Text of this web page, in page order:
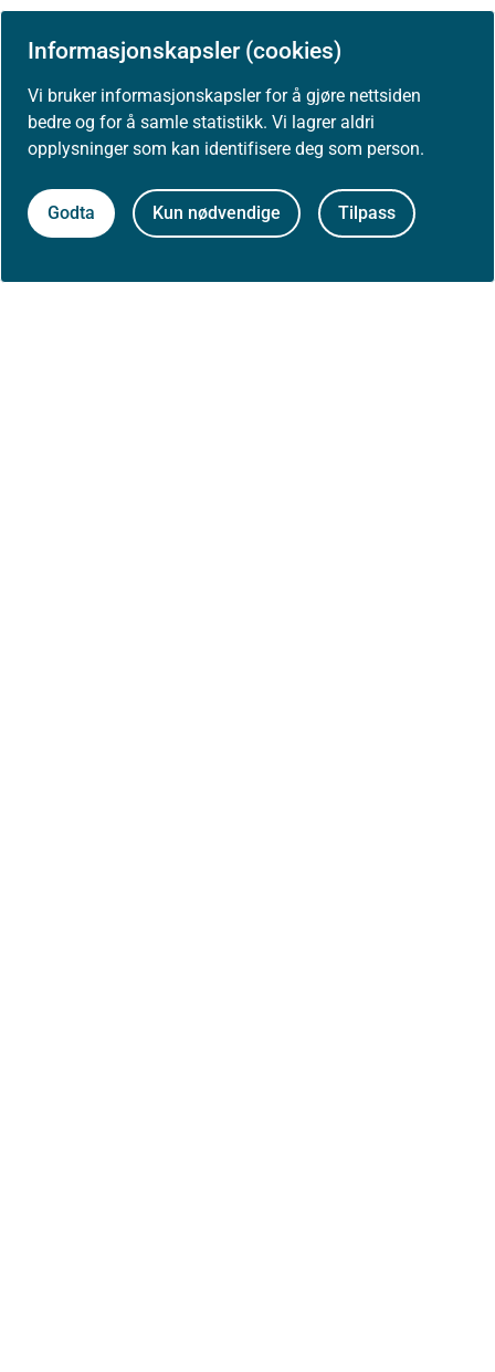
Informasjonskapsler (cookies)
Vi bruker informasjonskapsler for å gjøre nettsiden
bedre og for å samle statistikk. Vi lagrer aldri
opplysninger som kan identifisere deg som person.
Godta Kun nødvendige Tilpass